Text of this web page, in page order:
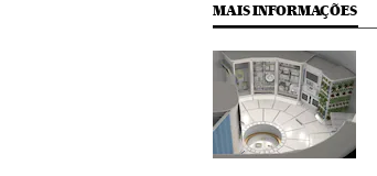
MAIS INFORMAÇÕES